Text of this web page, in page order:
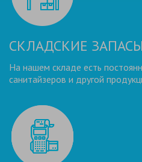
СКЛАДСКИЕ ЗАПАСЫ
На нашем складе есть
санитайзеров и другой